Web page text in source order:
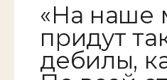
«На наше
придут
дебилы,